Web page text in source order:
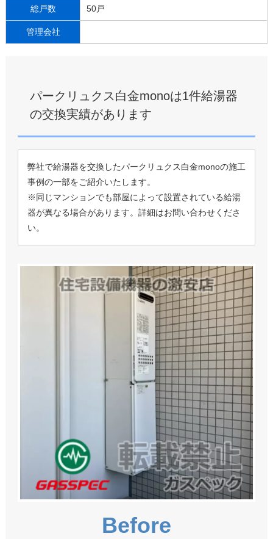
総戸数 50戸
管理会社
パークリュクス白金monoは1件給湯器
の交換実績があります
弊社で給湯器を交換したパークリュクス白金monoの施工
事例の一部をご紹介いたします。
※同じマンションでも部屋によって設置されている給湯
器が異なる場合があります。詳細はお問い合わせくださ
い。
Before